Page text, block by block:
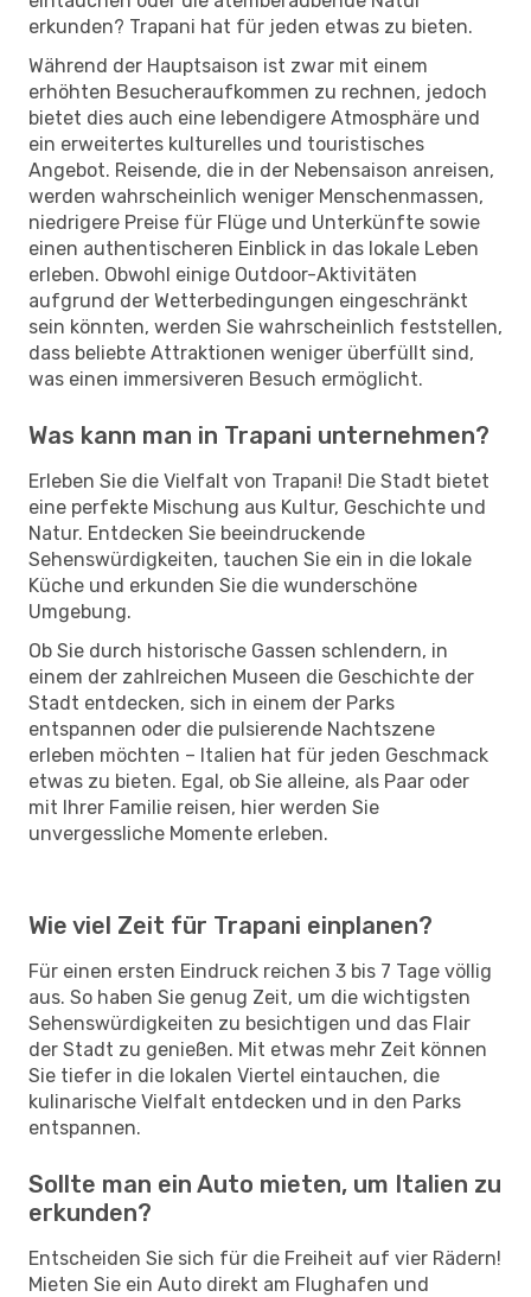
erkunden? Trapani hat für jeden etwas zu bieten.
Während der Hauptsaison ist zwar mit einem
erhöhten Besucheraufkommen zu rechnen, jedoch
bietet dies auch eine lebendigere Atmosphäre und
ein erweitertes kulturelles und touristisches
Angebot. Reisende, die in der Nebensaison anreisen,
werden wahrscheinlich weniger Menschenmassen,
niedrigere Preise für Flüge und Unterkünfte sowie
einen authentischeren Einblick in das lokale Leben
erleben. Obwohl einige Outdoor-Aktivitäten
aufgrund der Wetterbedingungen eingeschränkt
sein könnten, werden Sie wahrscheinlich feststellen,
dass beliebte Attraktionen weniger überfüllt sind,
was einen immersiveren Besuch ermöglicht.
Was kann man in Trapani unternehmen?
Erleben Sie die Vielfalt von Trapani! Die Stadt bietet
eine perfekte Mischung aus Kultur, Geschichte und
Natur. Entdecken Sie beeindruckende
Sehenswürdigkeiten, tauchen Sie ein in die lokale
Küche und erkunden Sie die wunderschöne
Umgebung.
Ob Sie durch historische Gassen schlendern, in
einem der zahlreichen Museen die Geschichte der
Stadt entdecken, sich in einem der Parks
entspannen oder die pulsierende Nachtszene
erleben möchten – Italien hat für jeden Geschmack
etwas zu bieten. Egal, ob Sie alleine, als Paar oder
mit Ihrer Familie reisen, hier werden Sie
unvergessliche Momente erleben.
Wie viel Zeit für Trapani einplanen?
Für einen ersten Eindruck reichen 3 bis 7 Tage völlig
aus. So haben Sie genug Zeit, um die wichtigsten
Sehenswürdigkeiten zu besichtigen und das Flair
der Stadt zu genießen. Mit etwas mehr Zeit können
Sie tiefer in die lokalen Viertel eintauchen, die
kulinarische Vielfalt entdecken und in den Parks
entspannen.
Sollte man ein Auto mieten, um Italien zu
erkunden?
Entscheiden Sie sich für die Freiheit auf vier Rädern!
Mieten Sie ein Auto direkt am Flughafen und